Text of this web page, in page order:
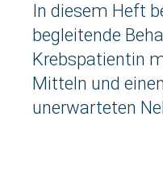
In diesem Heft
begleitende
Krebspatientin
Mitteln und
unerwarteten